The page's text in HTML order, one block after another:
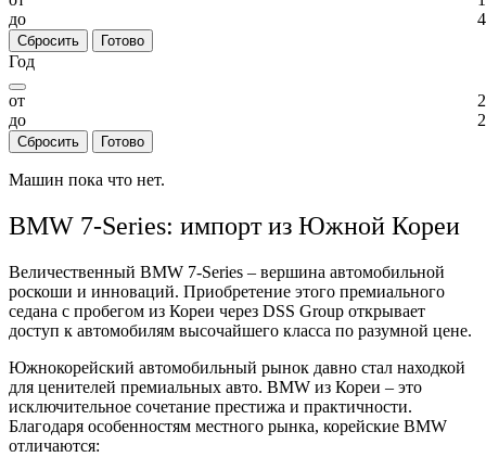
до
Сбросить Готово
Год
от
до
Сбросить Готово
Машин пока что нет.
BMW 7-Series: импорт из Южной Кореи
Величественный BMW 7-Series – вершина автомобильной
роскоши и инноваций. Приобретение этого премиального
седана с пробегом из Кореи через DSS Group открывает
доступ к автомобилям высочайшего класса по разумной цене.
Южнокорейский автомобильный рынок давно стал находкой
для ценителей премиальных авто. BMW из Кореи – это
исключительное сочетание престижа и практичности.
Благодаря особенностям местного рынка, корейские BMW
отличаются: